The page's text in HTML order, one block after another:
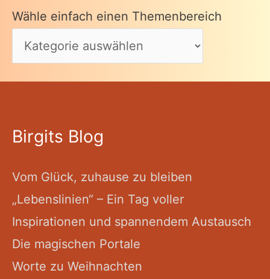
Wähle einfach einen Themenbereich
Birgits Blog
Vom Glück, zuhause zu bleiben
„Lebenslinien“ – Ein Tag voller
Inspirationen und spannendem Austausch
Die magischen Portale
Worte zu Weihnachten